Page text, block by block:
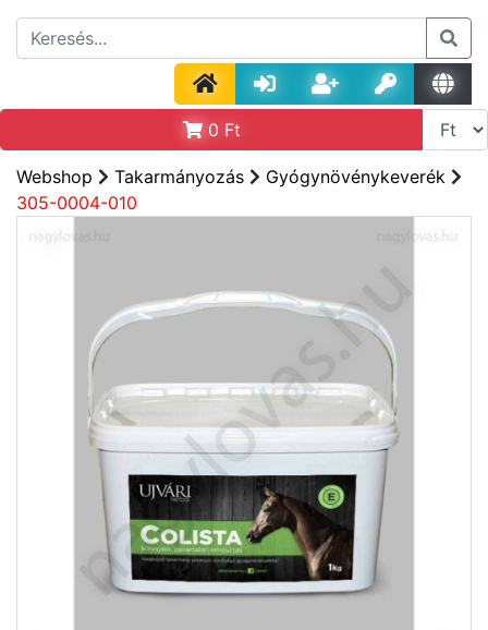
0 Ft
Webshop Takarmányozás
Gyógynövénykeverék
305-0004-010